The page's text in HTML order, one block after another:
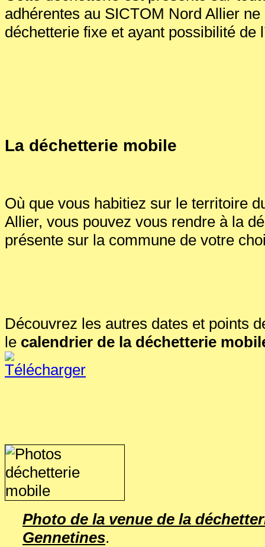
adhérentes au SICTOM Nord Allier
déchetterie fixe et ayant possibilité de
La déchetterie mobile
Où que vous habitiez sur le territoire
Allier, vous pouvez vous rendre à la
présente sur la commune de votre
Découvrez les autres dates et points
le calendrier de la déchetterie
Photo de la venue de la
Gennetines.